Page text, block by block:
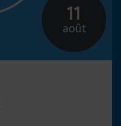
11
août